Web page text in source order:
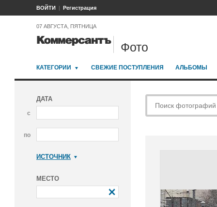
ВОЙТИ Регистрация
07 АВГУСТА, ПЯТНИЦА
Фото
КАТЕГОРИИ СВЕЖИЕ ПОСТУПЛЕНИЯ АЛЬБОМЫ
ДАТА
с
по
ИСТОЧНИК
МЕСТО